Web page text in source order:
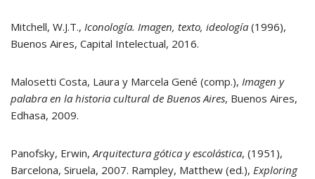
Mitchell, W.J.T., Iconología. Imagen, texto, ideología (1996),
Buenos Aires, Capital Intelectual, 2016.
Malosetti Costa, Laura y Marcela Gené (comp.), Imagen y
palabra en la historia cultural de Buenos Aires, Buenos Aires,
Edhasa, 2009.
Panofsky, Erwin,Arquitectura gótica y escolástica, (1951),
Barcelona, Siruela, 2007. Rampley, Matthew (ed.), Exploring